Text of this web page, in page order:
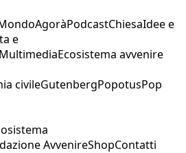
AgoràPodcastChiesaIdee e
e
MultimediaEcosistema avvenire
civileGutenbergPopotusPop
AvvenireShopContatti